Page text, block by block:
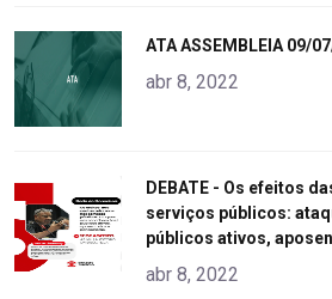
alt="product">
ATA ASSEMBLEIA 09/
abr 8, 2022
alt="product">
DEBATE - Os efeitos
serviços públicos:
públicos ativos,
abr 8, 2022